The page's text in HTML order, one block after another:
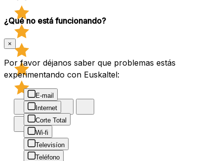
¿Qué no está funcionando?
×
Por favor déjanos saber que problemas estás
experimentando con Euskaltel:
E-mail
Internet
Corte Total
Wi-fi
Televisíon
Teléfono